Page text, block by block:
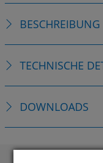
BESCHREIBUNG
TECHNISCHE
DOWNLOADS